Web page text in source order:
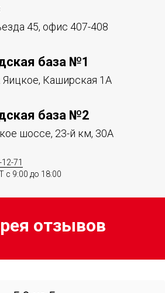
45, офис 407-408
база №1
Яицкое, Каширская 1А
база №2
шоссе, 23-й км, 30А
71‎
с 9:00 до 18:00
отзывов